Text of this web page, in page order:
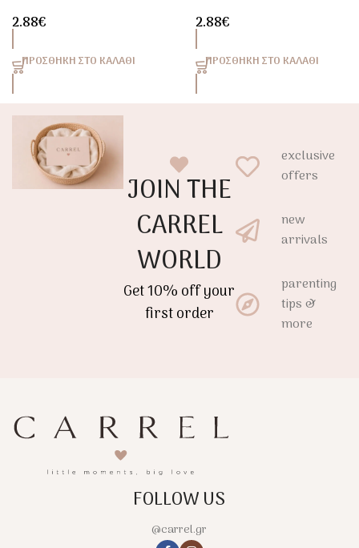
2.88€
ΠΡΟΣΘΉΚΗ ΣΤΟ ΚΑΛΆΘΙ
2.88€
ΠΡΟΣΘΉΚΗ ΣΤΟ ΚΑΛΆΘΙ
JOIN THE
CARREL
WORLD
Get 10% off your
first order
exclusive
offers
new
arrivals
parenting
tips &
more
FOLLOW US
@carrel.gr